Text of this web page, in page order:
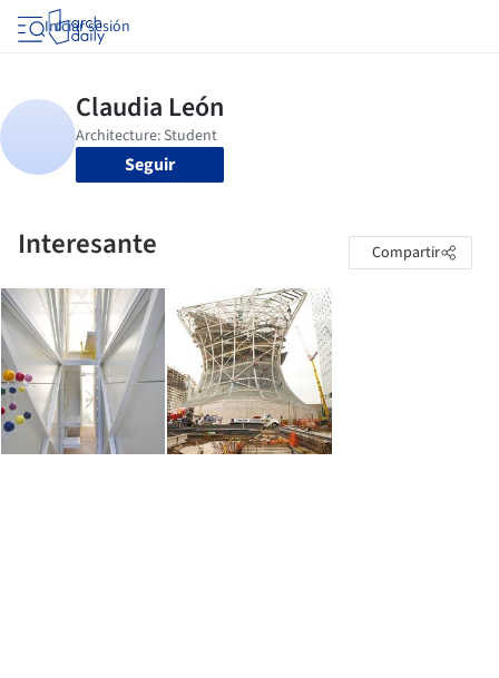
Iniciar sesión
Seguir
Interesante Compartir